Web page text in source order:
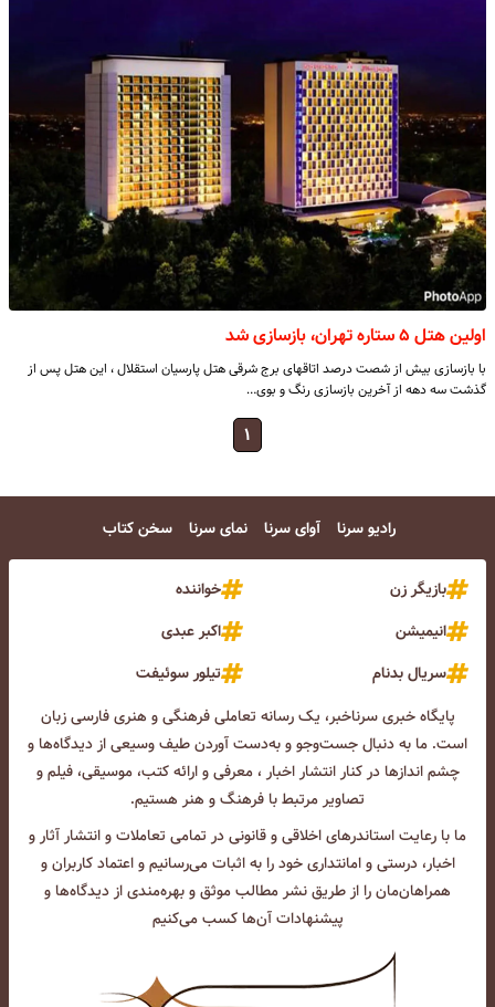
اولین هتل ۵ ستاره تهران، بازسازی شد
با بازسازی بیش از شصت درصد اتاقهای برج شرقی هتل پارسیان استقلال ، این هتل پس از
گذشت سه دهه از آخرین بازسازی رنگ و بوی…
۱
رادیو سرنا آوای سرنا نمای سرنا سخن کتاب
بازیگر زن
خواننده
انیمیشن
اکبر عبدی
سریال بدنام
تیلور سوئیفت
پایگاه خبری سرناخبر، یک رسانه تعاملی فرهنگی و هنری فارسی زبان
است. ما به دنبال جست‌و‌جو و به‌دست آوردن طیف وسیعی از دیدگاه‌ها و
چشم انداز‌ها در کنار انتشار اخبار ، معرفی و ارائه کتب، موسیقی، فیلم و
تصاویر مرتبط با فرهنگ و هنر هستیم.
ما با رعایت استاندرهای اخلاقی و قانونی در تمامی تعاملات و انتشار آثار و
اخبار، درستی و امانتداری خود را به اثبات می‌رسانیم و اعتماد کاربران و
همراهان‌مان را از طریق نشر مطالب موثق و بهره‌مندی از دیدگاه‌ها و
پیشنهادات آن‌ها کسب می‌کنیم